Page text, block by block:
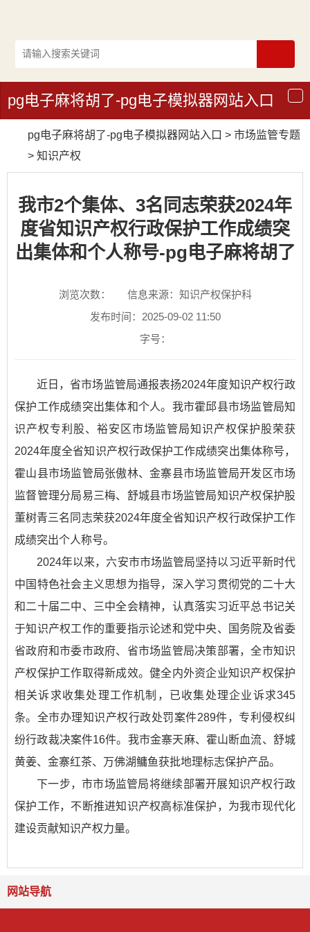
导
航
pg电子麻将胡了-pg电子模拟器网站入口
pg电子麻将胡了-pg电子模拟器网站入口 > 市场监管专题
> 知识产权
我市2个集体、3名同志荣获2024年
度省知识产权行政保护工作成绩突
出集体和个人称号-pg电子麻将胡了
浏览次数：
信息来源：知识产权保护科
发布时间：2025-09-02 11:50
字号：
近日，省市场监管局通报表扬2024年度知识产权行政
保护工作成绩突出集体和个人。我市霍邱县市场监管局知
识产权专利股、裕安区市场监管局知识产权保护股荣获
2024年度全省知识产权行政保护工作成绩突出集体称号，
霍山县市场监管局张傲林、金寨县市场监管局开发区市场
监督管理分局易三梅、舒城县市场监管局知识产权保护股
董树青三名同志荣获2024年度全省知识产权行政保护工作
成绩突出个人称号。
2024年以来，六安市市场监管局坚持以习近平新时代
中国特色社会主义思想为指导，深入学习贯彻党的二十大
和二十届二中、三中全会精神，认真落实习近平总书记关
于知识产权工作的重要指示论述和党中央、国务院及省委
省政府和市委市政府、省市场监管局决策部署，全市知识
产权保护工作取得新成效。健全内外资企业知识产权保护
相关诉求收集处理工作机制，已收集处理企业诉求345
条。全市办理知识产权行政处罚案件289件，专利侵权纠
纷行政裁决案件16件。我市金寨天麻、霍山断血流、舒城
黄姜、金寨红茶、万佛湖鳙鱼获批地理标志保护产品。
下一步，市市场监管局将继续部署开展知识产权行政
保护工作，不断推进知识产权高标准保护，为我市现代化
建设贡献知识产权力量。
网站导航